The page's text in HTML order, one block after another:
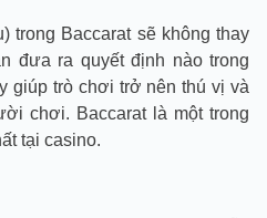
trong Baccarat sẽ không thay
đưa ra quyết định nào trong
giúp trò chơi trở nên thú vị và
chơi. Baccarat là một trong
tại casino.